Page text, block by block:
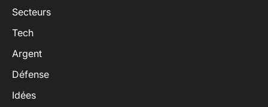
Secteurs
Tech
Argent
Défense
Idées